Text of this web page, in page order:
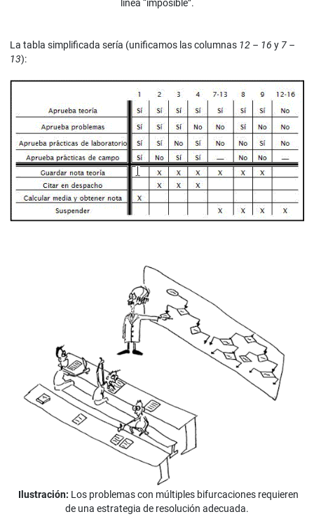
línea “imposible”.
La tabla simplificada sería (unificamos las columnas 12 – 16 y 7 –
13):
Ilustración: Los problemas con múltiples bifurcaciones requieren
de una estrategia de resolución adecuada.